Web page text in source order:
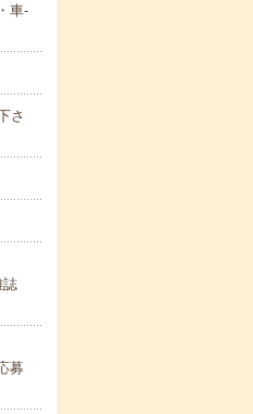
車-
さ
募